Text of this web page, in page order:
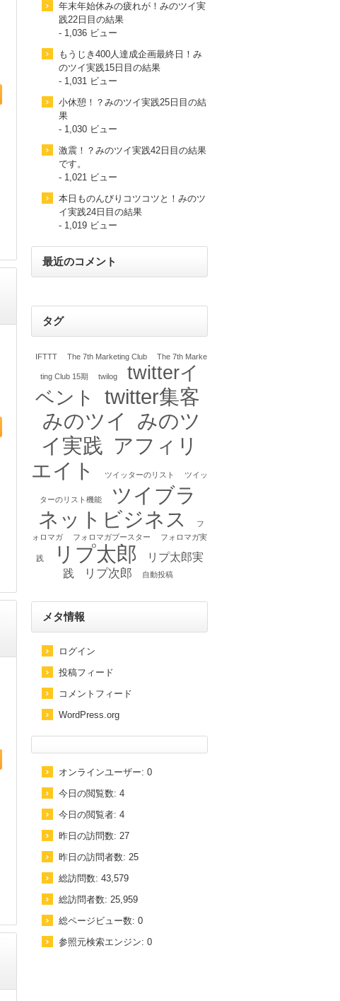
年末年始休みの疲れが！みのツイ実
践22日目の結果
- 1,036 ビュー
もうじき400人達成企画最終日！み
のツイ実践15日目の結果
- 1,031 ビュー
小休憩！？みのツイ実践25日目の結
果
- 1,030 ビュー
激震！？みのツイ実践42日目の結果
です。
- 1,021 ビュー
本日ものんびりコツコツと！みのツ
イ実践24日目の結果
- 1,019 ビュー
最近のコメント
タグ
IFTTT The 7th Marketing Club The 7th Marke
ting Club 15期 twilog
twitterイ
ベント
twitter集客
みのツイ
みのツ
イ実践 アフィリ
エイト
ツイッターのリスト ツイッ
ターのリスト機能
ツイブラ
ネットビジネス
フ
ォロマガ
フォロマガブースター フォロマガ実
践 リプ太郎
リプ太郎実
践
リプ次郎 自動投稿
メタ情報
ログイン
投稿フィード
コメントフィード
WordPress.org
オンラインユーザー: 0
今日の閲覧数: 4
今日の閲覧者: 4
昨日の訪問数: 27
昨日の訪問者数: 25
総訪問数: 43,579
総訪問者数: 25,959
総ページビュー数: 0
参照元検索エンジン: 0